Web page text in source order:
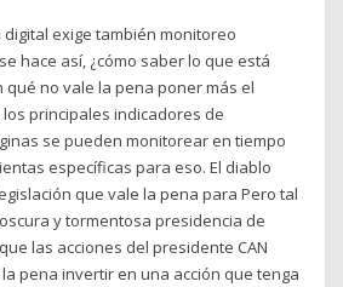
exige también monitoreo
hace así, ¿cómo saber lo que está
no vale la pena poner más el
principales indicadores de
se pueden monitorear en tiempo
específicas para eso. El diablo
que vale la pena para Pero tal
y tormentosa presidencia de
las acciones del presidente CAN
pena invertir en una acción que tenga